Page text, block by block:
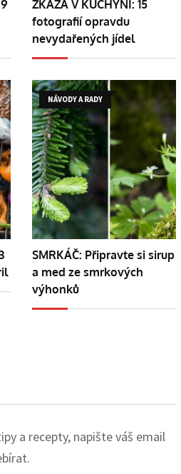
ZKÁZA V KUCHYNI: 15
fotografií opravdu
nevydařených jídel
NÁVODY A RADY
SMRKÁČ: Připravte si sirup
a med ze smrkových
výhonků
a recepty, napište váš email